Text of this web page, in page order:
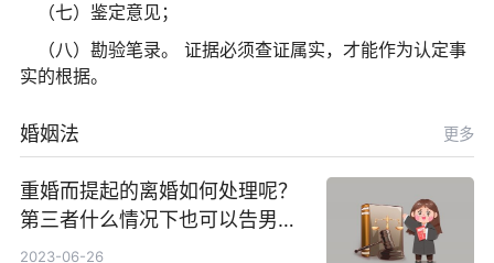
（七）鉴定意见；
（八）勘验笔录。 证据必须查证属实，才能作为认定事
实的根据。
婚姻法 更多
重婚而提起的离婚如何处理呢？
第三者什么情况下也可以告男人
重婚罪呢？
2023-06-26